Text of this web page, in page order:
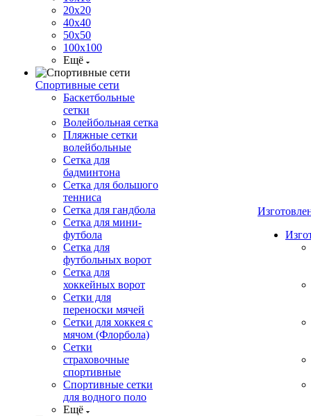
20х20
40х40
50х50
100х100
Ещё
Спортивные сети
Баскетбольные
сетки
Волейбольная сетка
Пляжные сетки
волейбольные
Сетка для
бадминтона
Сетка для большого
тенниса
Сетка для гандбола
Сетка для мини-
футбола
Сетка для
футбольных ворот
Сетка для
хоккейных ворот
Сетки для
переноски мячей
Сетки для хоккея с
мячом (Флорбола)
Сетки
страховочные
спортивные
Спортивные сетки
для водного поло
Ещё